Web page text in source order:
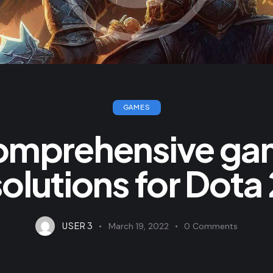
GAMES
for Dota
USER 3 March 19, 2022 0 Comments